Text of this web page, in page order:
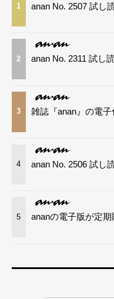
1 anan No. 2507 試し
2 anan No. 2311 試し
3 雑誌『anan』の電子
4 anan No. 2506 試し
5 ananの電子版が定